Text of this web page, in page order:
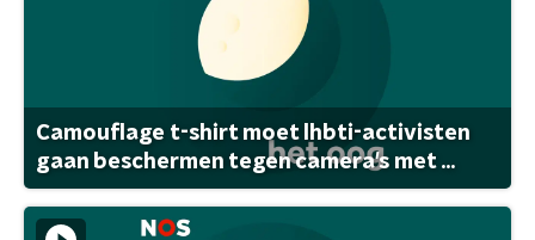
Camouflage t-shirt moet lhbti-activisten
gaan beschermen tegen camera's met ...